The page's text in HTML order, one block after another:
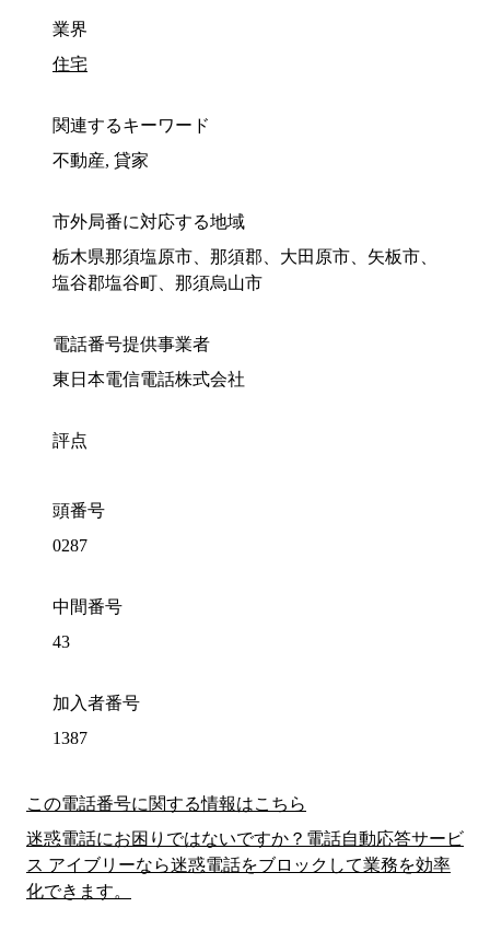
業界
住宅
関連するキーワード
不動産, 貸家
市外局番に対応する地域
栃木県那須塩原市、那須郡、大田原市、矢板市、
塩谷郡塩谷町、那須烏山市
電話番号提供事業者
東日本電信電話株式会社
評点
頭番号
0287
中間番号
43
加入者番号
1387
この電話番号に関する情報はこちら
迷惑電話にお困りではないですか？電話自動応答サービ
ス アイブリーなら迷惑電話をブロックして業務を効率
化できます。